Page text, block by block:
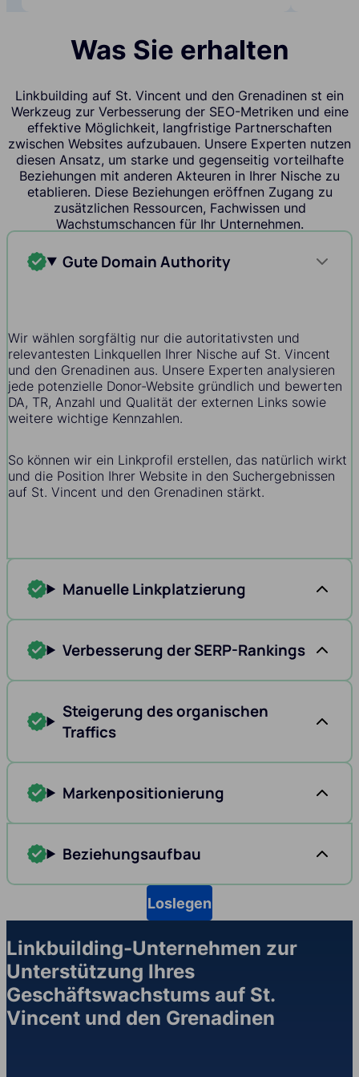
Was Sie erhalten
Linkbuilding auf St. Vincent und den Grenadinen st ein
Werkzeug zur Verbesserung der SEO-Metriken und eine
effektive Möglichkeit, langfristige Partnerschaften
zwischen Websites aufzubauen. Unsere Experten nutzen
diesen Ansatz, um starke und gegenseitig vorteilhafte
Beziehungen mit anderen Akteuren in Ihrer Nische zu
etablieren. Diese Beziehungen eröffnen Zugang zu
zusätzlichen Ressourcen, Fachwissen und
Wachstumschancen für Ihr Unternehmen.
Gute Domain Authority
Wir wählen sorgfältig nur die autoritativsten und
relevantesten Linkquellen Ihrer Nische auf St. Vincent
und den Grenadinen aus. Unsere Experten analysieren
jede potenzielle Donor-Website gründlich und bewerten
DA, TR, Anzahl und Qualität der externen Links sowie
weitere wichtige Kennzahlen.
So können wir ein Linkprofil erstellen, das natürlich wirkt
und die Position Ihrer Website in den Suchergebnissen
auf St. Vincent und den Grenadinen stärkt.
Manuelle Linkplatzierung
Verbesserung der SERP-Rankings
Steigerung des organischen
Traffics
Markenpositionierung
Beziehungsaufbau
Loslegen
Linkbuilding-Unternehmen zur
Unterstützung Ihres
Geschäftswachstums auf St.
Vincent und den Grenadinen